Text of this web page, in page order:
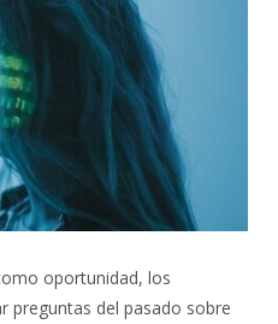
oportunidad, los
preguntas del pasado sobre